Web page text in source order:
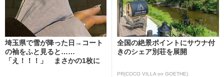
埼玉県で雪が降った日→コート
の袖をふと見ると……
「え！！！」 まさかの1枚に
全国の絶景ポイントにサウナ付
きのシェア別荘を展開
PR(COCO VILLA on GOETHE)